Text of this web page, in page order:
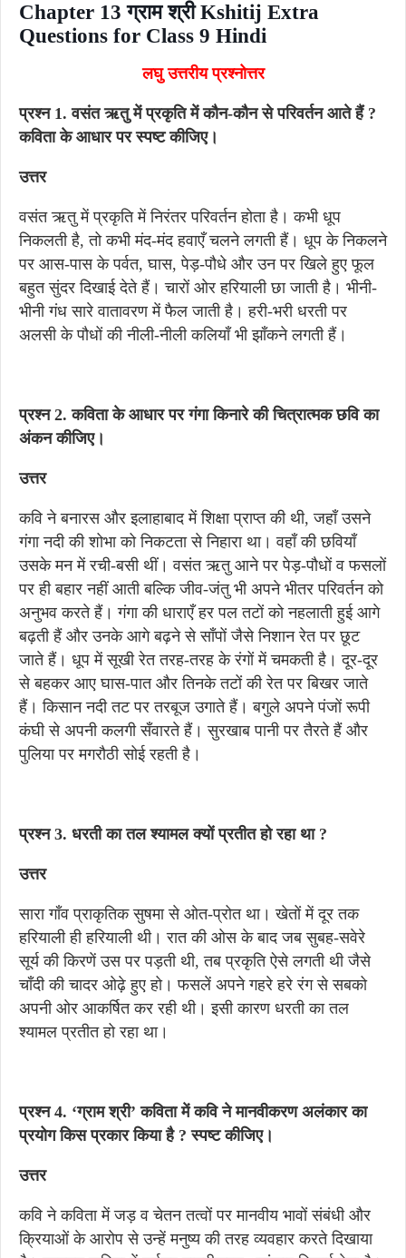
Chapter 13 ग्राम श्री Kshitij Extra
Questions for Class 9 Hindi
लघु उत्तरीय प्रश्नोत्तर
प्रश्न 1. वसंत ऋतु में प्रकृति में कौन-कौन से परिवर्तन आते हैं ?
कविता के आधार पर स्पष्ट कीजिए।
उत्तर
वसंत ऋतु में प्रकृति में निरंतर परिवर्तन होता है। कभी धूप
निकलती है, तो कभी मंद-मंद हवाएँ चलने लगती हैं। धूप के निकलने
पर आस-पास के पर्वत, घास, पेड़-पौधे और उन पर खिले हुए फूल
बहुत सुंदर दिखाई देते हैं। चारों ओर हरियाली छा जाती है। भीनी-
भीनी गंध सारे वातावरण में फैल जाती है। हरी-भरी धरती पर
अलसी के पौधों की नीली-नीली कलियाँ भी झाँकने लगती हैं।
प्रश्न 2. कविता के आधार पर गंगा किनारे की चित्रात्मक छवि का
अंकन कीजिए।
उत्तर
कवि ने बनारस और इलाहाबाद में शिक्षा प्राप्त की थी, जहाँ उसने
गंगा नदी की शोभा को निकटता से निहारा था। वहाँ की छवियाँ
उसके मन में रची-बसी थीं। वसंत ऋतु आने पर पेड़-पौधों व फसलों
पर ही बहार नहीं आती बल्कि जीव-जंतु भी अपने भीतर परिवर्तन को
अनुभव करते हैं। गंगा की धाराएँ हर पल तटों को नहलाती हुई आगे
बढ़ती हैं और उनके आगे बढ़ने से साँपों जैसे निशान रेत पर छूट
जाते हैं। धूप में सूखी रेत तरह-तरह के रंगों में चमकती है। दूर-दूर
से बहकर आए घास-पात और तिनके तटों की रेत पर बिखर जाते
हैं। किसान नदी तट पर तरबूज उगाते हैं। बगुले अपने पंजों रूपी
कंघी से अपनी कलगी सँवारते हैं। सुरखाब पानी पर तैरते हैं और
पुलिया पर मगरौठी सोई रहती है।
प्रश्न 3. धरती का तल श्यामल क्यों प्रतीत हो रहा था ?
उत्तर
सारा गाँव प्राकृतिक सुषमा से ओत-प्रोत था। खेतों में दूर तक
हरियाली ही हरियाली थी। रात की ओस के बाद जब सुबह-सवेरे
सूर्य की किरणें उस पर पड़ती थी, तब प्रकृति ऐसे लगती थी जैसे
चाँदी की चादर ओढ़े हुए हो। फसलें अपने गहरे हरे रंग से सबको
अपनी ओर आकर्षित कर रही थी। इसी कारण धरती का तल
श्यामल प्रतीत हो रहा था।
प्रश्न 4. ‘ग्राम श्री’ कविता में कवि ने मानवीकरण अलंकार का
प्रयोग किस प्रकार किया है ? स्पष्ट कीजिए।
उत्तर
कवि ने कविता में जड़ व चेतन तत्वों पर मानवीय भावों संबंधी और
क्रियाओं के आरोप से उन्हें मनुष्य की तरह व्यवहार करते दिखाया